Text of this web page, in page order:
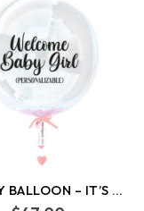
TRENDY BALLOON – IT’S A GIRL!